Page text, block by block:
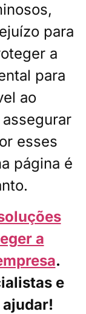
para
a
para
ao
esses
página é
a
.
e